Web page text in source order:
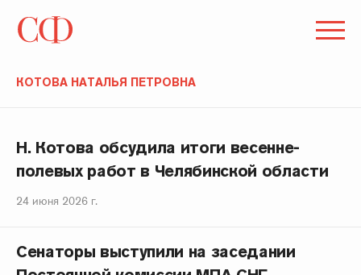
КОТОВА НАТАЛЬЯ ПЕТРОВНА
Н. Котова обсудила итоги весенне-
полевых работ в Челябинской области
24 июня 2026 г.
Сенаторы выступили на заседании